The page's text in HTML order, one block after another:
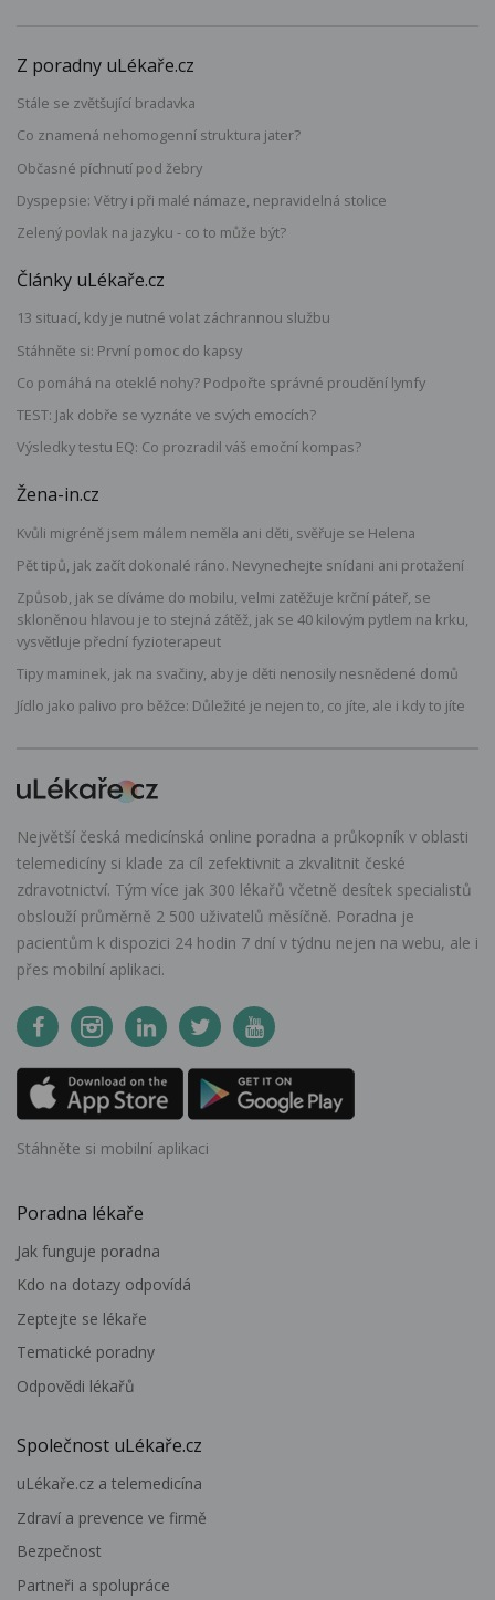
Z poradny uLékaře.cz
Stále se zvětšující bradavka
Co znamená nehomogenní struktura jater?
Občasné píchnutí pod žebry
Dyspepsie: Větry i při malé námaze, nepravidelná stolice
Zelený povlak na jazyku - co to může být?
Články uLékaře.cz
13 situací, kdy je nutné volat záchrannou službu
Stáhněte si: První pomoc do kapsy
Co pomáhá na oteklé nohy? Podpořte správné proudění lymfy
TEST: Jak dobře se vyznáte ve svých emocích?
Výsledky testu EQ: Co prozradil váš emoční kompas?
Žena-in.cz
Kvůli migréně jsem málem neměla ani děti, svěřuje se Helena
Pět tipů, jak začít dokonalé ráno. Nevynechejte snídani ani protažení
Způsob, jak se díváme do mobilu, velmi zatěžuje krční páteř, se
skloněnou hlavou je to stejná zátěž, jak se 40 kilovým pytlem na krku,
vysvětluje přední fyzioterapeut
Tipy maminek, jak na svačiny, aby je děti nenosily nesnědené domů
Jídlo jako palivo pro běžce: Důležité je nejen to, co jíte, ale i kdy to jíte
Největší česká medicínská online poradna a průkopník v oblasti
telemedicíny si klade za cíl zefektivnit a zkvalitnit české
zdravotnictví. Tým více jak 300 lékařů včetně desítek specialistů
obslouží průměrně 2 500 uživatelů měsíčně. Poradna je
pacientům k dispozici 24 hodin 7 dní v týdnu nejen na webu, ale i
přes mobilní aplikaci.
Stáhněte si mobilní aplikaci
Poradna lékaře
Jak funguje poradna
Kdo na dotazy odpovídá
Zeptejte se lékaře
Tematické poradny
Odpovědi lékařů
Společnost uLékaře.cz
uLékaře.cz a telemedicína
Zdraví a prevence ve firmě
Bezpečnost
Partneři a spolupráce